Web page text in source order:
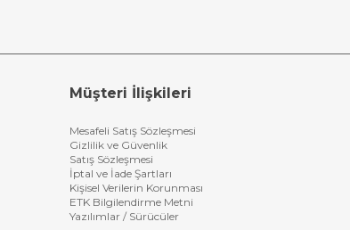
Müşteri İlişkileri
Mesafeli Satış Sözleşmesi
Gizlilik ve Güvenlik
Satış Sözleşmesi
İptal ve İade Şartları
Kişisel Verilerin Korunması
ETK Bilgilendirme Metni
Yazılımlar / Sürücüler